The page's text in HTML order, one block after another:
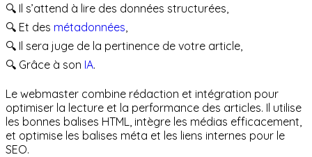
🔍 Il s’attend à lire des données structurées,
🔍 Et des métadonnées
🔍 Il sera juge de la pertinence de votre article,
🔍 Grâce à son IA.
Le webmaster combine rédaction et intégration pour
optimiser la lecture et la performance des articles. Il utilise
les bonnes balises HTML, intègre les médias efficacement,
et optimise les balises méta et les liens internes pour le
SEO.